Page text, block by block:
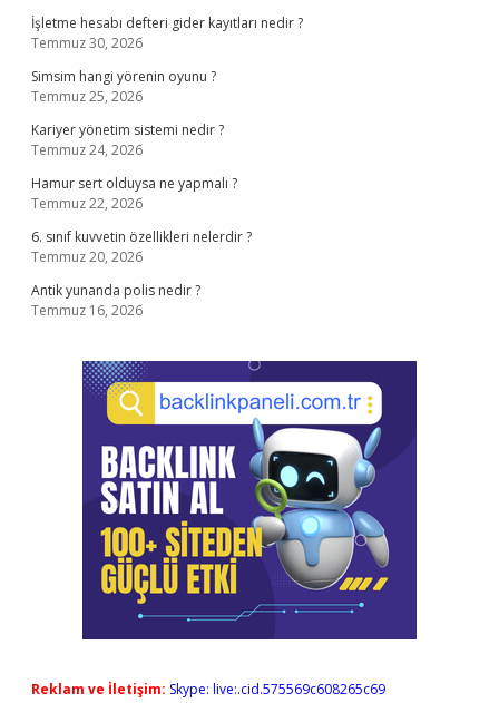
İşletme hesabı defteri gider kayıtları nedir ?
Temmuz 30, 2026
Simsim hangi yörenin oyunu ?
Temmuz 25, 2026
Kariyer yönetim sistemi nedir ?
Temmuz 24, 2026
Hamur sert olduysa ne yapmalı ?
Temmuz 22, 2026
6. sınıf kuvvetin özellikleri nelerdir ?
Temmuz 20, 2026
Antik yunanda polis nedir ?
Temmuz 16, 2026
Reklam ve İletişim: Skype: live:.cid.575569c608265c69